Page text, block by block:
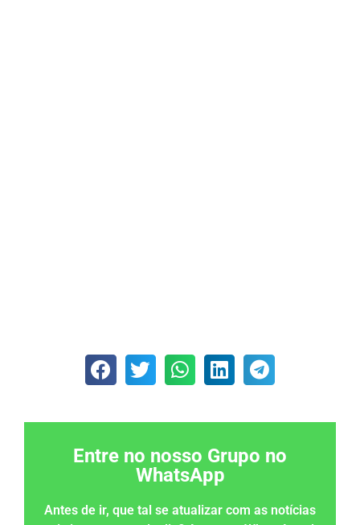
Entre no nosso Grupo no
WhatsApp
Antes de ir, que tal se atualizar com as notícias